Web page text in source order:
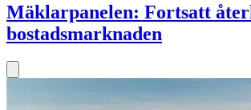
Mäklarpanelen: Fortsatt
bostadsmarknaden